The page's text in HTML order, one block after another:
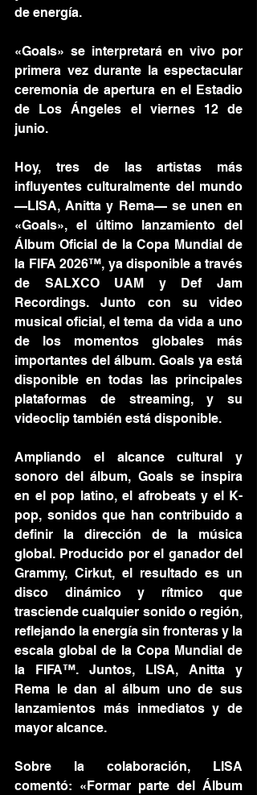
de energía.
«Goals» se interpretará en vivo por
primera vez durante la espectacular
ceremonia de apertura en el Estadio
de Los Ángeles el viernes 12 de
junio.
Hoy, tres de las artistas más
influyentes culturalmente del mundo
—LISA, Anitta y Rema— se unen en
«Goals», el último lanzamiento del
Álbum Oficial de la Copa Mundial de
la FIFA 2026™, ya disponible a través
de SALXCO UAM y Def Jam
Recordings. Junto con su video
musical oficial, el tema da vida a uno
de los momentos globales más
importantes del álbum. Goals ya está
disponible en todas las principales
plataformas de streaming, y su
videoclip también está disponible.
Ampliando el alcance cultural y
sonoro del álbum, Goals se inspira
en el pop latino, el afrobeats y el K-
pop, sonidos que han contribuido a
definir la dirección de la música
global. Producido por el ganador del
Grammy, Cirkut, el resultado es un
disco dinámico y rítmico que
trasciende cualquier sonido o región,
reflejando la energía sin fronteras y la
escala global de la Copa Mundial de
la FIFA™. Juntos, LISA, Anitta y
Rema le dan al álbum uno de sus
lanzamientos más inmediatos y de
mayor alcance.
Sobre la colaboración, LISA
comentó: «Formar parte del Álbum